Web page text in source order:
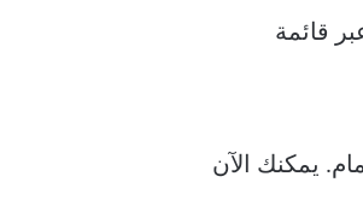
يمكنك الآن